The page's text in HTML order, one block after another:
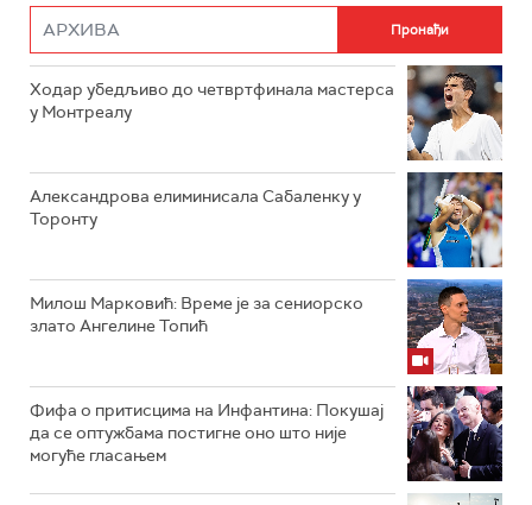
Ходар убедљиво до четвртфинала мастерса
у Монтреалу
Александрова елиминисала Сабаленку у
Торонту
Милош Марковић: Време је за сениорско
злато Ангелине Топић
Фифа о притисцима на Инфантина: Покушај
да се оптужбама постигне оно што није
могуће гласањем